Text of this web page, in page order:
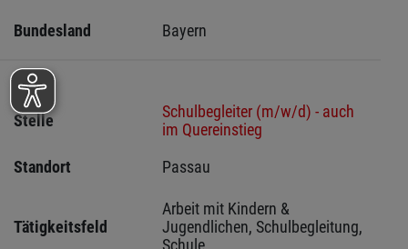
Bundesland Bayern
Stelle
Schulbegleiter (m/w/d) - auch
im Quereinstieg
Standort
Passau
Tätigkeitsfeld
Arbeit mit Kindern &
Jugendlichen, Schulbegleitung,
Schule